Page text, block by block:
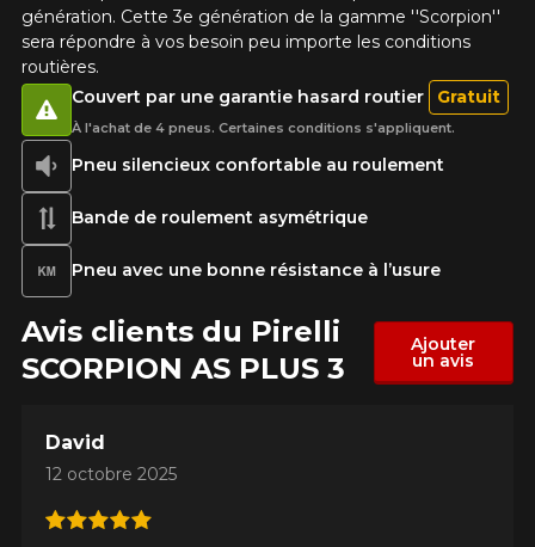
génération. Cette 3e génération de la gamme ''Scorpion''
sera répondre à vos besoin peu importe les conditions
routières.
Pneu silencieux confortable au roulement
Bande de roulement asymétrique
Pneu avec une bonne résistance à l’usure
Couvert par une garantie hasard routier Gratuit
À l'achat de 4 pneus. Certaines conditions s'appliquent.
Avis clients du Pirelli
SCORPION AS PLUS 3
Ajouter
un avis
David
12 octobre 2025